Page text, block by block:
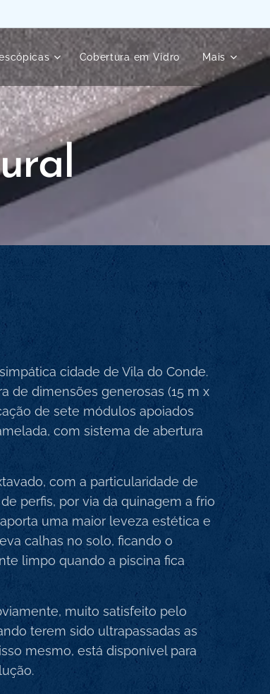
Cobertura em Vidro Mais
cidade de Vila do Conde.
de dimensões generosas (15 m x
de sete módulos apoiados
com sistema de abertura
com a particularidade de
perfis, por via da quinagem a frio
uma maior leveza estética e
calhas no solo, ficando o
limpo quando a piscina fica
muito satisfeito pelo
terem sido ultrapassadas as
mesmo, está disponível para